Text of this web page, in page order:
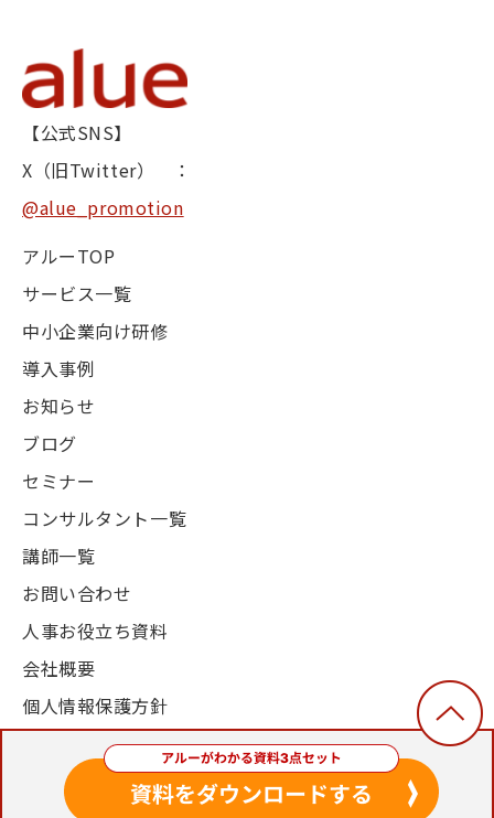
【公式SNS】
X（旧Twitter） ：
@alue_promotion
アルーTOP
サービス一覧
中小企業向け研修
導入事例
お知らせ
ブログ
セミナー
コンサルタント一覧
講師一覧
お問い合わせ
人事お役立ち資料
会社概要
個人情報保護方針
© 2003-2024, Alue Co., Ltd. All Rights Reserved.